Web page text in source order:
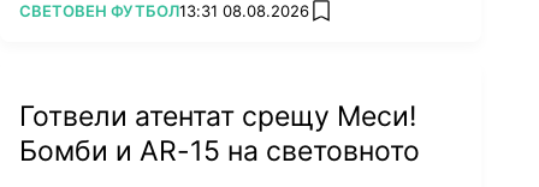
ПОВЕЧЕ ОТ
СВЕТОВЕН ФУТБОЛ13:31 08.08.2026 add favorites
Готвели атентат срещу Меси!
Бомби и AR-15 на световното